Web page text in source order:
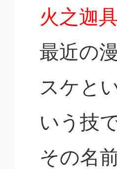
火之迦
最近の
スケと
いう技
その名